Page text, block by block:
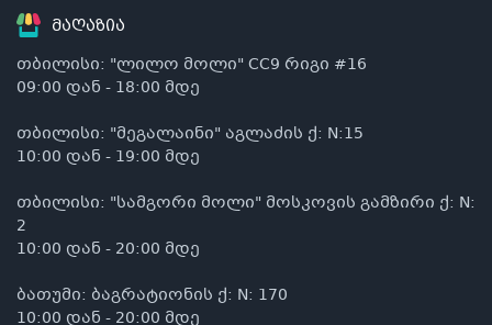
მაღაზია
თბილისი: "ლილო მოლი" CC9 რიგი #16
09:00 დან - 18:00 მდე
თბილისი: "მეგალაინი" აგლაძის ქ: N:15
10:00 დან - 19:00 მდე
თბილისი: "სამგორი მოლი" მოსკოვის გამზირი ქ: N:
2
10:00 დან - 20:00 მდე
ბათუმი: ბაგრატიონის ქ: N: 170
10:00 დან - 20:00 მდე